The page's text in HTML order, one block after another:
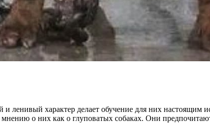
ленивый характер делает обучение для них
о них как о глуповатых собаках. Они